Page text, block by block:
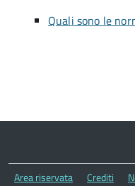
Quali sono le
Area riservata Crediti